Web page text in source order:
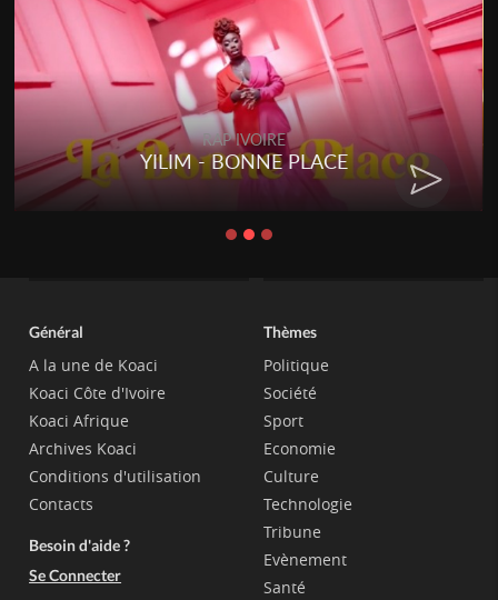
RAP IVOIRE
YILIM - BONNE PLACE
Général
A la une de Koaci
Koaci Côte d'Ivoire
Koaci Afrique
Archives Koaci
Conditions d'utilisation
Contacts
Besoin d'aide ?
Se Connecter
Thèmes
Politique
Société
Sport
Economie
Culture
Technologie
Tribune
Evènement
Santé